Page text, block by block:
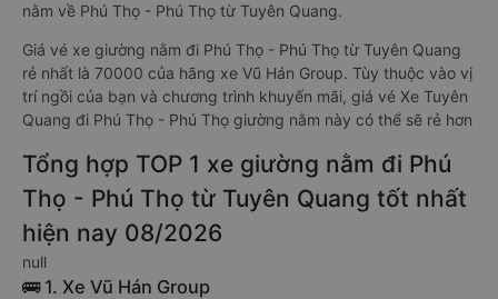
nằm về Phú Thọ - Phú Thọ từ Tuyên Quang.
Giá vé xe giường nằm đi Phú Thọ - Phú Thọ từ Tuyên Quang
rẻ nhất là 70000 của hãng xe Vũ Hán Group. Tùy thuộc vào vị
trí ngồi của bạn và chương trình khuyến mãi, giá vé Xe Tuyên
Quang đi Phú Thọ - Phú Thọ giường nằm này có thể sẽ rẻ hơn
Tổng hợp TOP 1 xe giường nằm đi Phú
Thọ - Phú Thọ từ Tuyên Quang tốt nhất
hiện nay 08/2026
null
🚌 1. Xe Vũ Hán Group